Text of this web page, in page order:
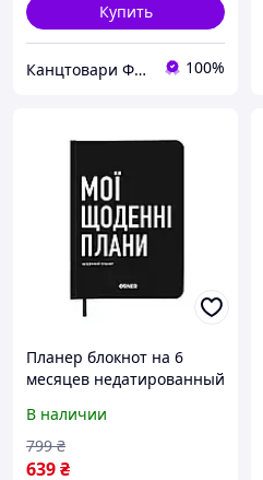
Купить
Канцтовари ФОП Алiбаба 100%
Планер блокнот на 6
месяцев недатированный
ежедневные планы»
черный 256 стр. /
Дневник для записей
В наличии
639₴
799 ₴